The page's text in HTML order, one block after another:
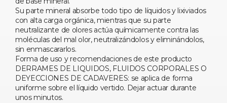
Su parte mineral absorbe todo tipo de líquidos y lixiviados
con alta carga orgánica, mientras que su parte
neutralizante de olores actúa químicamente contra las
moléculas del mal olor, neutralizándolos y eliminándolos,
sin enmascararlos.
Forma de uso y recomendaciones de este producto
DERRAMES DE LIQUIDOS, FLUIDOS CORPORALES O
DEYECCIONES DE CADAVERES: se aplica de forma
uniforme sobre el líquido vertido. Dejar actuar durante
unos minutos.